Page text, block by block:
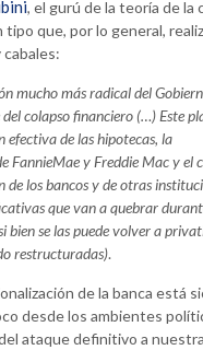
, el gurú de la teoría de la
tipo que, por lo general,
mucho más radical del
colapso financiero (…) Este
efectiva de las hipotecas, la
FannieMae y Freddie Mac y el
de los bancos y de otras
que van a quebrar
bien se las puede volver a
restructuradas).
de la banca está
desde los ambientes
ataque definitivo a